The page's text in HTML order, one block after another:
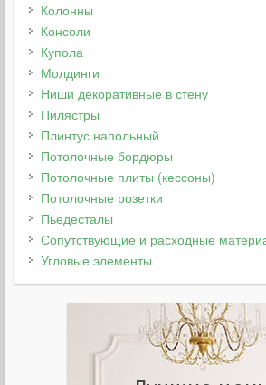
Колонны
Консоли
Купола
Молдинги
Ниши декоративные в стену
Пилястры
Плинтус напольный
Потолочные бордюры
Потолочные плиты (кессоны)
Потолочные розетки
Пьедесталы
Сопутствующие и расходные
Угловые элементы